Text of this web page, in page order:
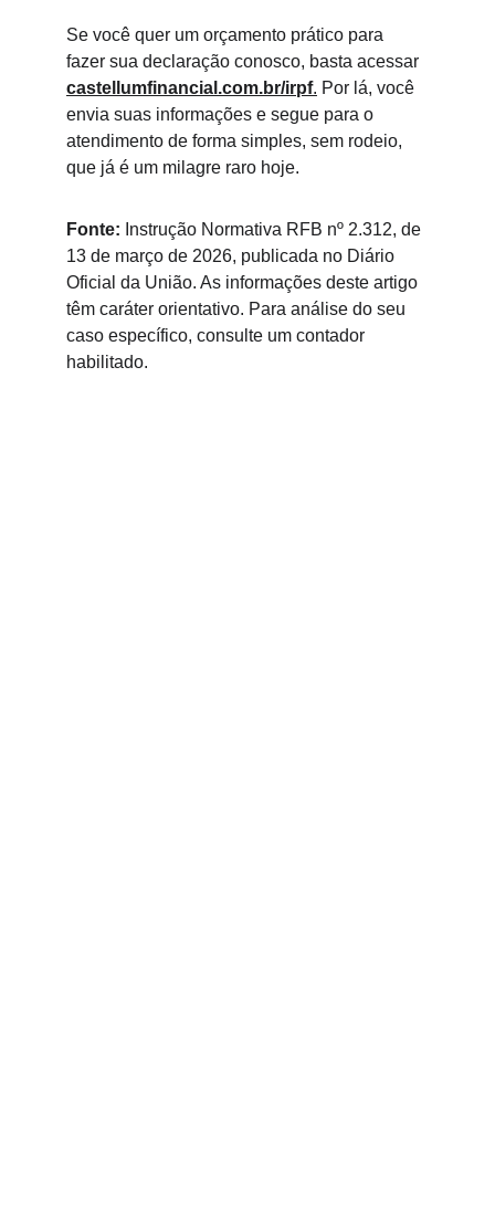
Se você quer um orçamento prático para
fazer sua declaração conosco, basta acessar
castellumfinancial.com.br/irpf. Por lá, você
envia suas informações e segue para o
atendimento de forma simples, sem rodeio,
que já é um milagre raro hoje.
Fonte: Instrução Normativa RFB nº 2.312, de
13 de março de 2026, publicada no Diário
Oficial da União. As informações deste artigo
têm caráter orientativo. Para análise do seu
caso específico, consulte um contador
habilitado.